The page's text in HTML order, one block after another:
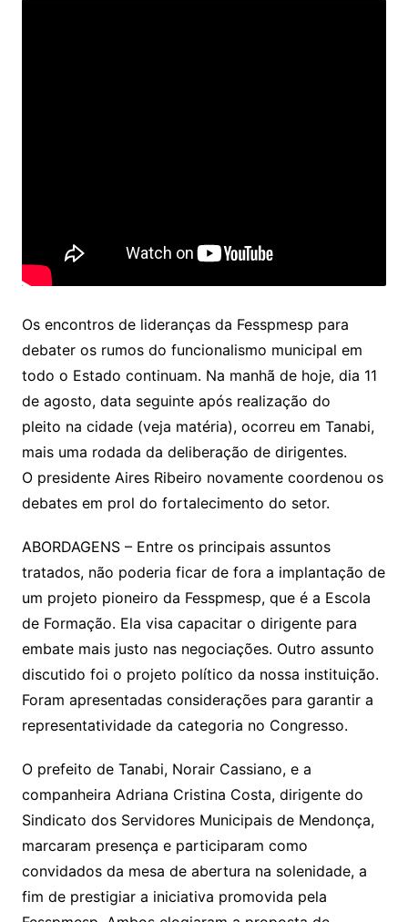
Os encontros de lideranças da Fesspmesp para
debater os rumos do funcionalismo municipal em
todo o Estado continuam. Na manhã de hoje, dia 11
de agosto, data seguinte após realização do
pleito na cidade (veja matéria), ocorreu em Tanabi,
mais uma rodada da deliberação de dirigentes.
O presidente Aires Ribeiro novamente coordenou os
debates em prol do fortalecimento do setor.
ABORDAGENS – Entre os principais assuntos
tratados, não poderia ficar de fora a implantação de
um projeto pioneiro da Fesspmesp, que é a Escola
de Formação. Ela visa capacitar o dirigente para
embate mais justo nas negociações. Outro assunto
discutido foi o projeto político da nossa instituição.
Foram apresentadas considerações para garantir a
representatividade da categoria no Congresso.
O prefeito de Tanabi, Norair Cassiano, e a
companheira Adriana Cristina Costa, dirigente do
Sindicato dos Servidores Municipais de Mendonça,
marcaram presença e participaram como
convidados da mesa de abertura na solenidade, a
fim de prestigiar a iniciativa promovida pela